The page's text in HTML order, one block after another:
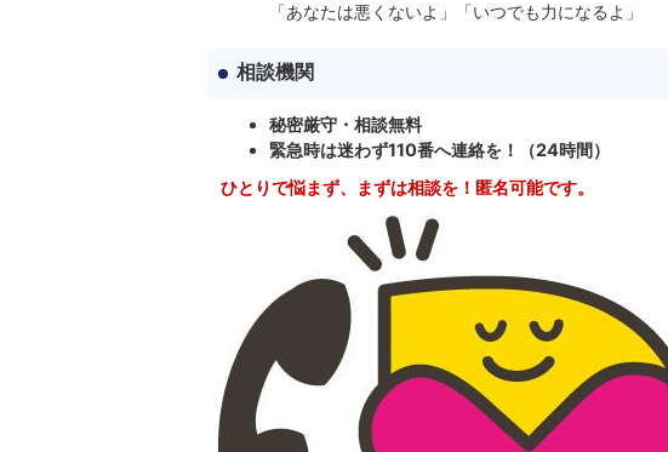
「あなたは悪くないよ」「いつでも力になるよ」
相談機関
秘密厳守・相談無料
緊急時は迷わず110番へ連絡を！（24時間）
ひとりで悩まず、まずは相談を！匿名可能です。